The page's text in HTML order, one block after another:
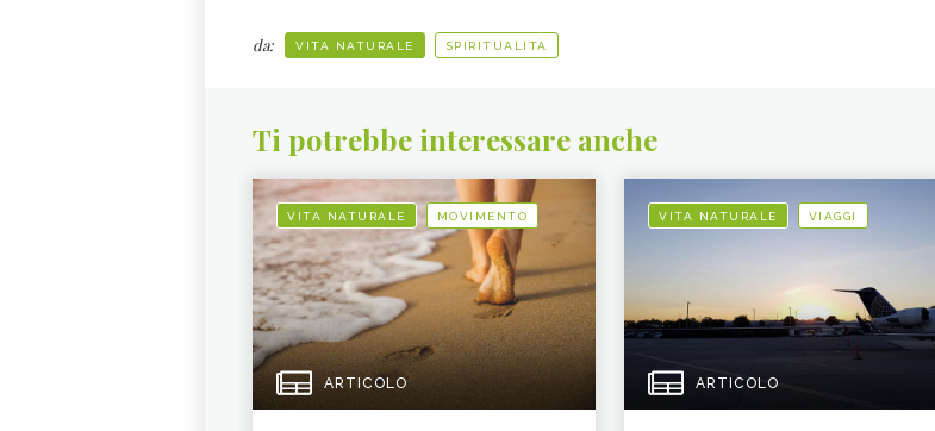
da: VITA NATURALE SPIRITUALITÀ
Ti potrebbe interessare anche
VITA NATURALE MOVIMENTO
ARTICOLO
VITA NATURALE VIAGGI
ARTICOLO